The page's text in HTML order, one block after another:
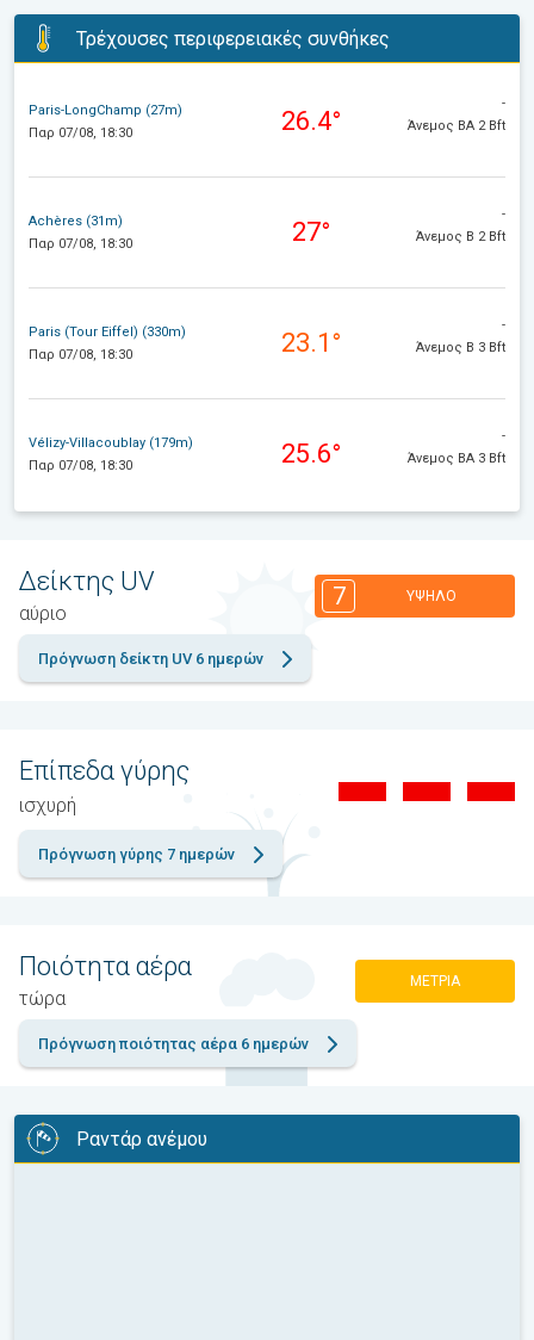
Τρέχουσες περιφερειακές συνθήκες
Paris-LongChamp (27m)
Παρ 07/08, 18:30
26.4°
-
Άνεμος ΒΑ 2 Bft
Achères (31m)
Παρ 07/08, 18:30
27°
-
Άνεμος Β 2 Bft
Paris (Tour Eiffel) (330m)
Παρ 07/08, 18:30
23.1°
-
Άνεμος Β 3 Bft
Vélizy-Villacoublay (179m)
Παρ 07/08, 18:30
25.6°
-
Άνεμος ΒΑ 3 Bft
Δείκτης UV
αύριο
7 ΥΨΗΛΌ
Πρόγνωση δείκτη UV 6 ημερών
Επίπεδα γύρης
ισχυρή
Πρόγνωση γύρης 7 ημερών
Ποιότητα αέρα
τώρα
ΜΈΤΡΙΑ
Πρόγνωση ποιότητας αέρα 6 ημερών
Ραντάρ ανέμου